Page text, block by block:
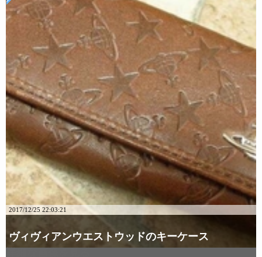
2017/12/25 22:03:21
ヴィヴィアンウエストウッドのキーケース